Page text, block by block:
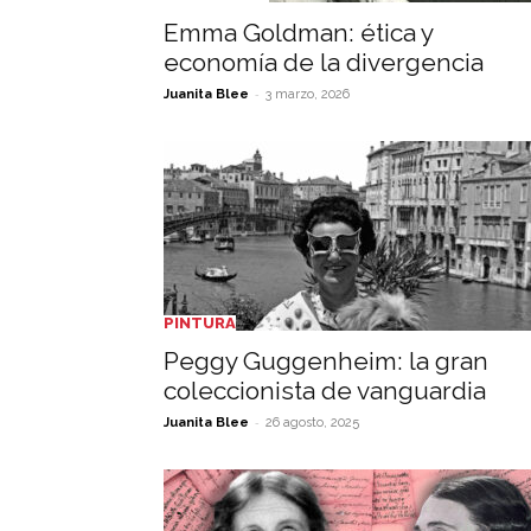
Emma Goldman: ética y
economía de la divergencia
Juanita Blee - 3 marzo, 2026
PINTURA
Peggy Guggenheim: la gran
coleccionista de vanguardia
Juanita Blee - 26 agosto, 2025